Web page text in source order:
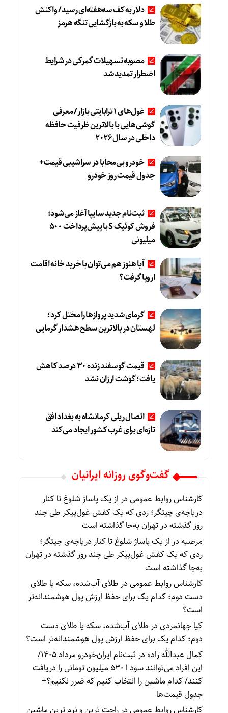
دلار به کف سه‌هفته‌ای رسید/ واکنش
طلا و سکه به بازگشایی تنگه هرمز
مصوبه تسهیلات گمرکی در شرایط
اضطرار تمدید شد
غول‌های ۱ ترابایتی بازار/ معرفی
گوشی‌هایی با بالاترین ظرفیت حافظه
داخلی در سال ۲۰۲۶
خودرو بی‌محابا در سراشیبی قیمت+
جدول قیمت روز خودرو
ثبت‌نام جدید سایپا آغاز می‌شود؛
فروش کوئیک S با پیش‌پرداخت ۵۰۰
میلیونی
آیا هنوز هم می‌توان با خرید خانه اقامت
اروپا گرفت؟
گرمای شدید پروازها را مختل کرد؛
لهستان در بالاترین سطح هشدار گرمایی
قیمت گوسفند زنده 30 درصد کاهش
یافت؛ گوشت ارزان نشد
اتصال ریلی کرمانشاه به بغداد افق
تازه‌ای برای غرب کشور ایجاد می‌کند
گفت‌وگوی روزانه ایرانیان
کارشناس روابط عمومیدر از یک پاساژ شلوغ تا کنار
دریاچه‌ی چیتگر؛ ردی که یک کفش غول‌پیکر طی چند
روز گذشته در تهران به‌جا گذاشته است
مرضیهدر از یک پاساژ شلوغ تا کنار دریاچه‌ی چیتگر؛
ردی که یک کفش غول‌پیکر طی چند روز گذشته در تهران
به‌جا گذاشته است
کارشناس روابط عمومیدر طلای آب‌شده، سکه یا طلای
دست دوم؛ کدام یک برای حفظ ارزش پول هوشمندانه‌تر
است؟
کیا جهانمردیدر طلای آب‌شده، سکه یا طلای دست
دوم؛ کدام یک برای حفظ ارزش پول هوشمندانه‌تر است؟
کمال عبدالله زادهدر
ثبت‌نام ایران‌خودرو مرداد ۱۴۰۵/
این افراد می‌توانند سود ا ۵۳۰ میلیون تومانی را دریافت
کنند/ کدام ماشین را انتخاب کنیم که ضرر نکنیم؟+
جدول قیمت‌ها
کارشناس روابط عمومیدر راحت ترین و نرم ترین ماشین